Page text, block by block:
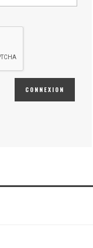
CONNEXION